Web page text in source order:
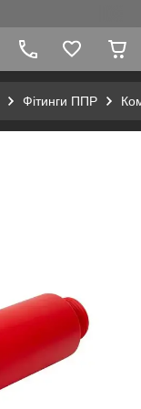
Фітинги ППР